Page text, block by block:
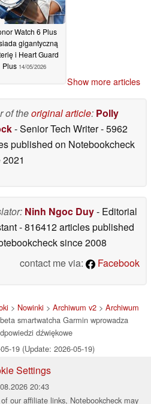
Watch 6 Plus
gigantyczną
i Heart Guard
Plus 14/05/2026
Show more articles
of theoriginal article: Polly
- Senior Tech Writer- 5962
published on Notebookcheck
Ninh Ngoc Duy- Editorial
- 816412 articles published
since 2008
contact me via:
Facebook
> Nowinki > Archiwum v2 > Archiwum
smartwatcha Garmin wprowadza
dźwiękowe
19 (Update: 2026-05-19)
Settings
20:43
our affiliate links, Notebookcheck may